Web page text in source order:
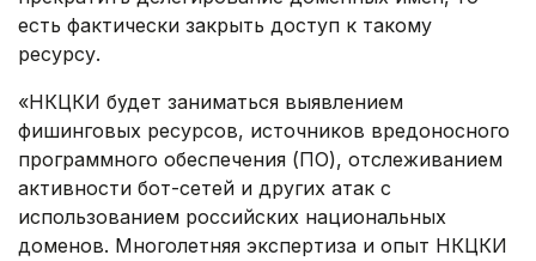
есть фактически закрыть доступ к такому
ресурсу.
«НКЦКИ будет заниматься выявлением
фишинговых ресурсов, источников вредоносного
программного обеспечения (ПО), отслеживанием
активности бот-сетей и других атак с
использованием российских национальных
доменов. Многолетняя экспертиза и опыт НКЦКИ